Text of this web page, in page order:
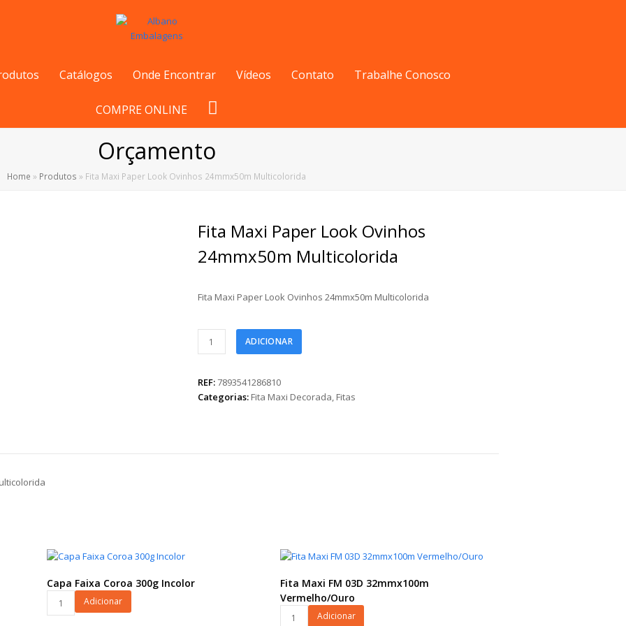
Catálogos Onde Encontrar Vídeos Contato Trabalhe Conosco
COMPRE ONLINE
Orçamento
Home » Produtos » Fita Maxi Paper Look Ovinhos 24mmx50m Multicolorida
Fita Maxi Paper Look Ovinhos
24mmx50m Multicolorida
Fita Maxi Paper Look Ovinhos 24mmx50m Multicolorida
Look
Ovinhos
ADICIONAR
REF:7893541286810
Categorias: Fita Maxi Decorada, Fitas
Capa Faixa Coroa 300g Incolor
Adicionar
Fita Maxi FM 03D 32mmx100m
Vermelho/Ouro
Adicionar